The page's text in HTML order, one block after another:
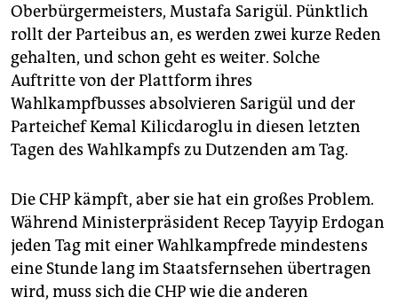
epaper login
Oberbürgermeisters, Mustafa Sarigül. Pünktlich
rollt der Parteibus an, es werden zwei kurze Reden
gehalten, und schon geht es weiter. Solche
Auftritte von der Plattform ihres
Wahlkampfbusses absolvieren Sarigül und der
Parteichef Kemal Kilicdaroglu in diesen letzten
Tagen des Wahlkampfs zu Dutzenden am Tag.
Die CHP kämpft, aber sie hat ein großes Problem.
Während Ministerpräsident Recep Tayyip Erdogan
jeden Tag mit einer Wahlkampfrede mindestens
eine Stunde lang im Staatsfernsehen übertragen
wird, muss sich die CHP wie die anderen